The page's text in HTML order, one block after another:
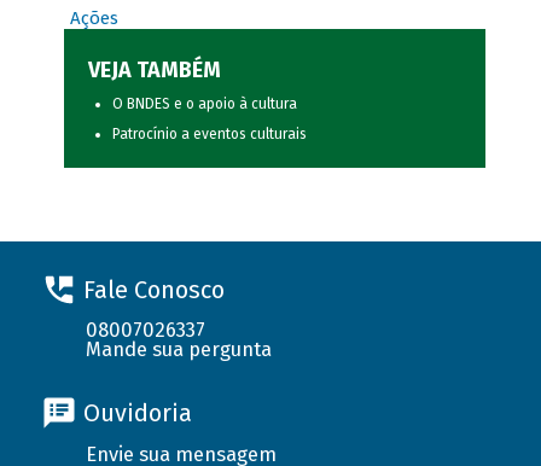
Ações
VEJA TAMBÉM
O BNDES e o apoio à cultura
Patrocínio a eventos culturais
Fale Conosco
08007026337
Mande sua pergunta
Ouvidoria
Envie sua mensagem